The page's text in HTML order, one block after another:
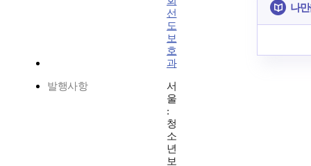
선
도
보
호
과
발행사항
서
울
:
청
소
년
보
나